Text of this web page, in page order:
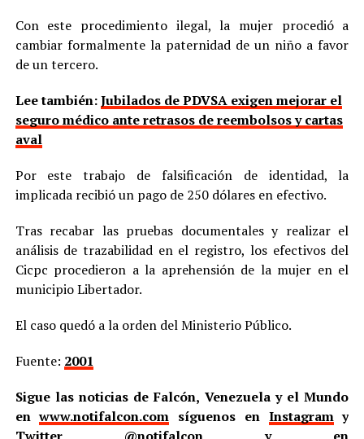
Con este procedimiento ilegal, la mujer procedió a
cambiar formalmente la paternidad de un niño a favor
de un tercero.
Lee también:Jubilados de PDVSA exigen mejorar el
seguro médico ante retrasos de reembolsos y cartas
aval
Por este trabajo de falsificación de identidad, la
implicada recibió un pago de 250 dólares en efectivo.
Tras recabar las pruebas documentales y realizar el
análisis de trazabilidad en el registro, los efectivos del
Cicpc procedieron a la aprehensión de la mujer en el
municipio Libertador.
El caso quedó a la orden del Ministerio Público.
Fuente: 2001
Sigue las noticias de Falcón, Venezuela y el Mundo
enwww.notifalcon.com síguenos en Instagramy